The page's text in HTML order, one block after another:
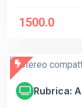
1500.0
Rubrica: